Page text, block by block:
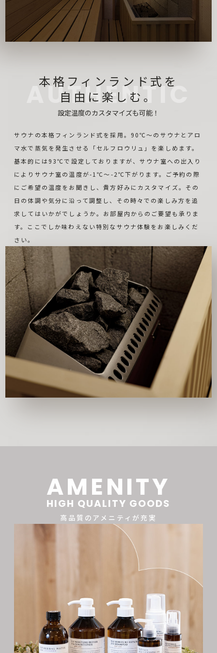
本格フィンランド式を
自由に楽しむ。
設定温度のカスタマイズも可能！
サウナの本格フィンランド式を採用。90℃〜のサウナとアロ
マ水で蒸気を発生させる「セルフロウリュ」を楽しめます。
基本的には93℃で設定しておりますが、サウナ室への出入り
によりサウナ室の温度が-1℃〜-2℃下がります。ご予約の際
にご希望の温度をお聞きし、貴方好みにカスタマイズ。その
日の体調や気分に沿って調整し、その時々での楽しみ方を追
求してはいかがでしょうか。お部屋内からのご要望も承りま
す。ここでしか味わえない特別なサウナ体験をお楽しみくだ
さい。
AMENITY
HIGH QUALITY GOODS
高品質のアメニティが充実